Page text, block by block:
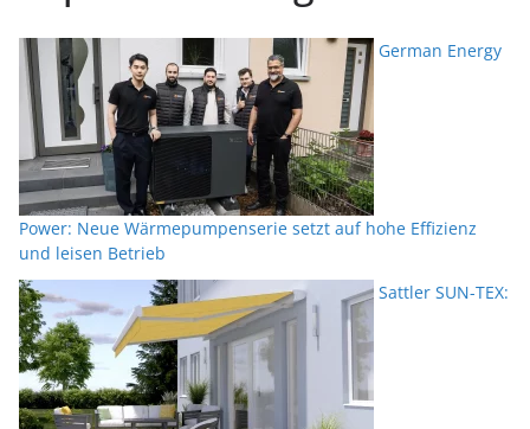
German Energy
Power: Neue Wärmepumpenserie setzt auf hohe Effizienz
und leisen Betrieb
Sattler SUN-TEX: